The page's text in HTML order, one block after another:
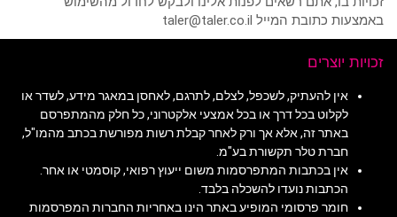
באמצעות כתובת המייל taler@taler.co.il
זכויות יוצרים
אין להעתיק, לשכפל, לצלם, לתרגם, לאחסן במאגר מידע, לשדר או
לקלוט בכל דרך או בכל אמצעי אלקטרוני, כל חלק מהמתפרסם
באתר זה, אלא אך ורק לאחר קבלת רשות מפורשת בכתב מהמו"ל,
חברת טלר תקשורת בע"מ.
אין בכתבות המתפרסמות משום ייעוץ רפואי, קוסמטי או אחר.
הכתבות נועדו להשכלה בלבד.
חומר פרסומי המופיע באתר הינו באחריות החברות המפרסמות